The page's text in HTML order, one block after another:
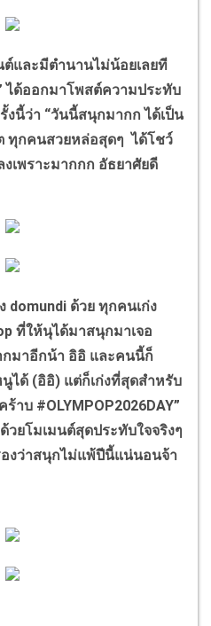
ะมีตำนานไม่น้อยเลยที
ได้ออกมาโพสต์ความประทับ
งนี้ว่า “วันนี้สนุกมากก ได้เป็น
ทุกคนสวยหล่อสุดๆ ได้โชว์
เพราะมากกก อัธยาศัยดี
ด้วย ทุกคนเก่ง
ที่ให้นุได้มาสนุกมาเจอ
มาอีกน้า อิอิ และคนนี้ก็
ได้ (อิอิ) แต่ก็เก่งที่สุดสำหรับ
บ #OLYMPOP2026DAY”
วยโมเมนต์สุดประทับใจจริงๆ
งว่าสนุกไม่แพ้ปีนี้แน่นอนจ้า